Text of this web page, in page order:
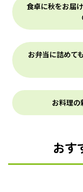
食卓に秋をお届
お弁当に詰めて
お料理の
おす